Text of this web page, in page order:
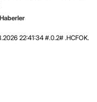
Haberler
22:41:34 #.0.2# .HCFOK.